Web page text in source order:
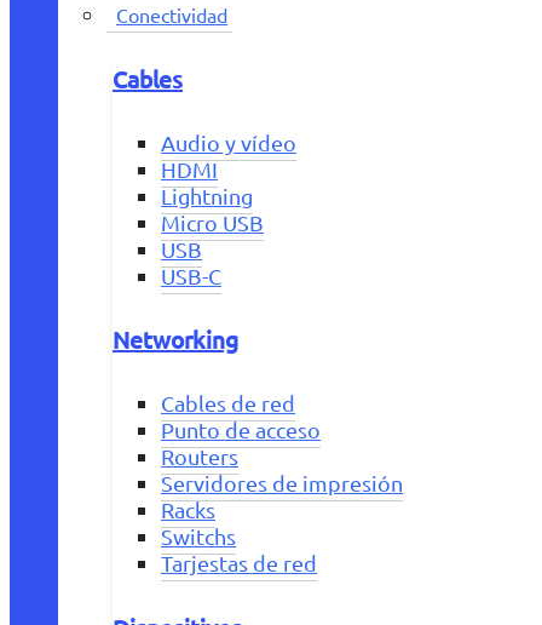
Conectividad
Cables
Audio y vídeo
HDMI
Lightning
Micro USB
USB
USB-C
Networking
Cables de red
Punto de acceso
Routers
Servidores de impresión
Racks
Switchs
Tarjestas de red